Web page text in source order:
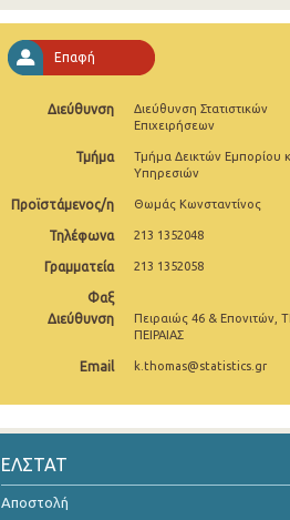
4o Τρίμηνο 2023
3o Τρίμηνο 2023
2o Τρίμηνο 2023
4o Τρίμηνο 2022
3o Τρίμηνο 2022
2o Τρίμηνο 2022
3o Τρίμηνο 2021
2o Τρίμηνο 2021
1o Τρίμηνο 2021
Επαφή
Διεύθυνση
Διεύθυνση Στατιστικών
Επιχειρήσεων
Τμήμα
Τμήμα Δεικτών Εμπορίου
Υπηρεσιών
Προϊστάμενος/η Θωμάς Κωνσταντίνος
Τηλέφωνα 213 1352048
Γραμματεία 213 1352058
Φαξ
Διεύθυνση
Πειραιώς 46 & Επονιτών,
ΠΕΙΡΑΙΑΣ
Email k.thomas@statistics.gr
ΕΛΣΤΑΤ
Αποστολή